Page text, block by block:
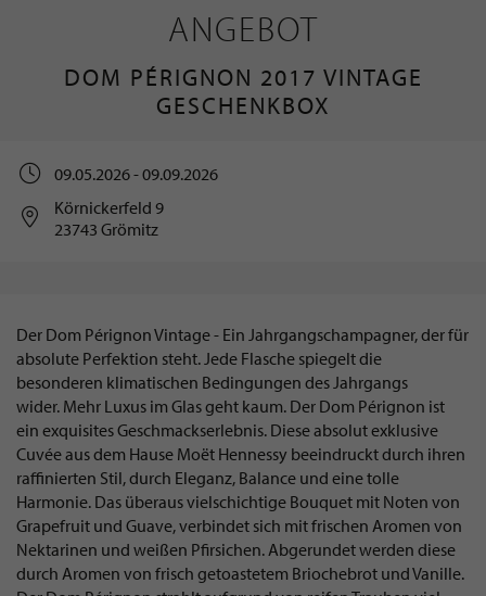
ANGEBOT
DOM PÉRIGNON 2017 VINTAGE
GESCHENKBOX
09.05.2026 - 09.09.2026
Körnickerfeld 9
23743 Grömitz
Der Dom Pérignon Vintage - Ein Jahrgangschampagner, der für
absolute Perfektion steht. Jede Flasche spiegelt die
besonderen klimatischen Bedingungen des Jahrgangs
wider. Mehr Luxus im Glas geht kaum. Der Dom Pérignon ist
ein exquisites Geschmackserlebnis. Diese absolut exklusive
Cuvée aus dem Hause Moët Hennessy beeindruckt durch ihren
raffinierten Stil, durch Eleganz, Balance und eine tolle
Harmonie. Das überaus vielschichtige Bouquet mit Noten von
Grapefruit und Guave, verbindet sich mit frischen Aromen von
Nektarinen und weißen Pfirsichen. Abgerundet werden diese
durch Aromen von frisch getoastetem Briochebrot und Vanille.